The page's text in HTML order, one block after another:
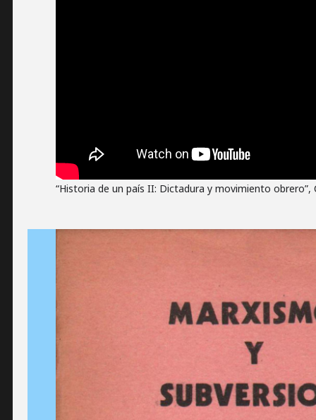
“Historia de un país II: Dictadura y movimiento obrero”,